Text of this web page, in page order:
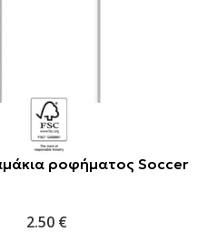
ροφήματος Soccer
2.50 €